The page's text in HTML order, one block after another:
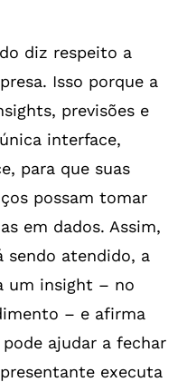
diz respeito a
Isso porque a
previsões e
interface,
para que suas
possam tomar
em dados. Assim,
sendo atendido, a
um insight – no
– e afirma
ajudar a fechar
executa